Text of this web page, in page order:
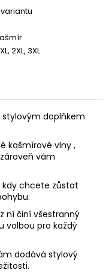
2XL, 3XL
doplňkem
kašmírové vlny ,
vám
kdy chcete zůstat
ní činí všestranný
volbou pro každý
dodává stylový